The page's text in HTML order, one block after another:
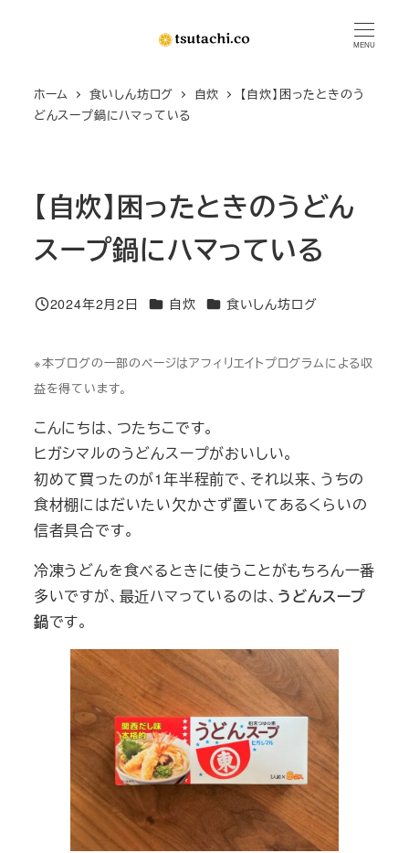
MENU
ホーム 食いしん坊ログ 自炊
【自炊】困ったときのう
どんスープ鍋にハマっている
【自炊】困ったときのうどん
スープ鍋にハマっている
投稿日
2024年2月2日 カテゴリー
自炊 カテゴリー
食いしん坊ログ
※本ブログの一部のページはアフィリエイトプログラムによる収
益を得ています。
こんにちは、つたちこです。
ヒガシマルのうどんスープがおいしい。
初めて買ったのが1年半程前で、それ以来、うちの
食材棚にはだいたい欠かさず置いてあるくらいの
信者具合です。
冷凍うどんを食べるときに使うことがもちろん一番
多いですが、最近ハマっているのは、 うどんスープ
鍋です。